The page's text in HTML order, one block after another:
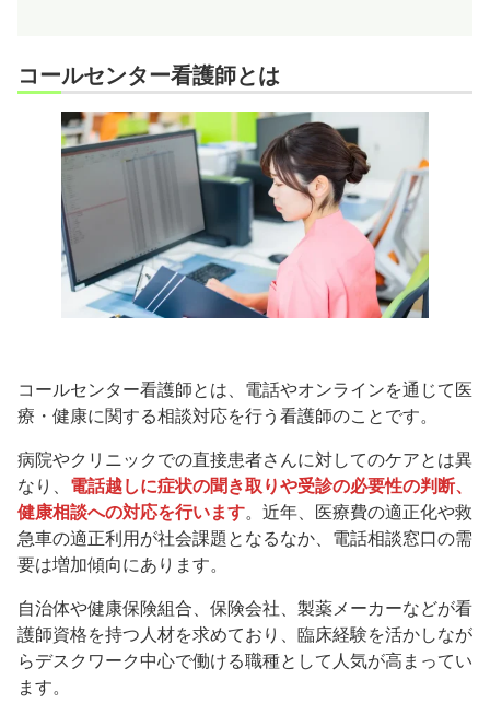
コールセンター看護師とは
コールセンター看護師とは、電話やオンラインを通じて医
療・健康に関する相談対応を行う看護師のことです。
病院やクリニックでの直接患者さんに対してのケアとは異
なり、 電話越しに症状の聞き取りや受診の必要性の判断、
健康相談への対応を行います。近年、医療費の適正化や救
急車の適正利用が社会課題となるなか、電話相談窓口の需
要は増加傾向にあります。
自治体や健康保険組合、保険会社、製薬メーカーなどが看
護師資格を持つ人材を求めており、臨床経験を活かしなが
らデスクワーク中心で働ける職種として人気が高まってい
ます。